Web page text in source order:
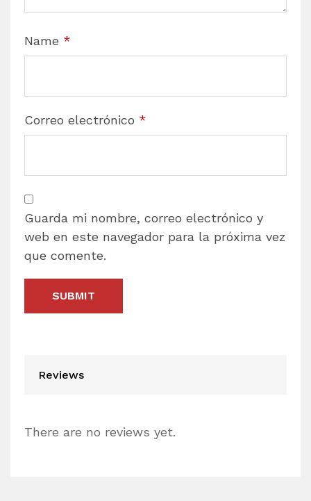
Name *
Correo electrónico *
Guarda mi nombre, correo electrónico y
web en este navegador para la próxima vez
que comente.
Reviews
There are no reviews yet.